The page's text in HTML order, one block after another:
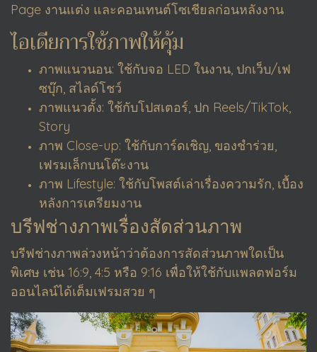
Page งานแต่ง และคอนเทนต์โซเชียลก่อนหลังงาน
ไอเดียการใช้ภาพให้คุ้ม
ภาพแนวนอน: ใช้กับจอ LED ในงาน, ปกเว็บ/เฟ
ซบุ๊ก, สไลด์โชว์
ภาพแนวตั้ง: ใช้กับโปสเตอร์, ปก Reels/TikTok,
Story
ภาพ Close-up: ใช้กับการ์ดเชิญ, ของชำร่วย,
เฟรมเล็กบนโต๊ะงาน
ภาพ Lifestyle: ใช้กับโพสต์เล่าเรื่องความรัก, เบื้อง
หลังการเตรียมงาน
บรีฟช่างภาพเรื่องสัดส่วนภาพ
บรีฟช่างภาพล่วงหน้าว่าต้องการสัดส่วนภาพใดเป็น
พิเศษ เช่น 16:9, 4:5 หรือ 9:16 เพื่อให้ใช้กับแพลตฟอร์ม
ออนไลน์ได้เต็มเฟรมสวย ๆ